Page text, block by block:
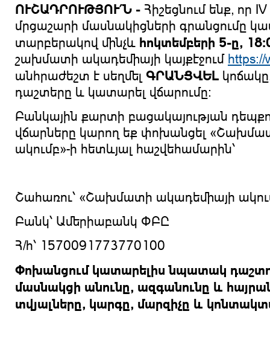
ՈՒՇԱԴՐՈՒԹՅՈՒ՛Ն - Հիշեցնում ենք, որ
մրցաշարի մասնակիցների գրանցումը
տարբերակով մինչև հոկտեմբերի 5-ը,
շախմատի ակադեմիայի կայքէջում https://
անհրաժեշտ է սեղմել ԳՐԱՆՑՎԵԼ
դաշտերը և կատարել վճարումը:
Բանկային քարտի բացակայության
վճարները կարող եք փոխանցել
ակումբ»-ի հետևյալ հաշվեհամարին՝
Շահառու՝ «Շախմատի ակադեմիայի
Բանկ՝ Ամերիաբանկ ՓԲԸ
Հ/հ՝ 1570091773770100
Փոխանցում կատարելիս նպատակ
մասնակցի անունը, ազգանունը և
տվյալները, կարգը, մարզիչը և